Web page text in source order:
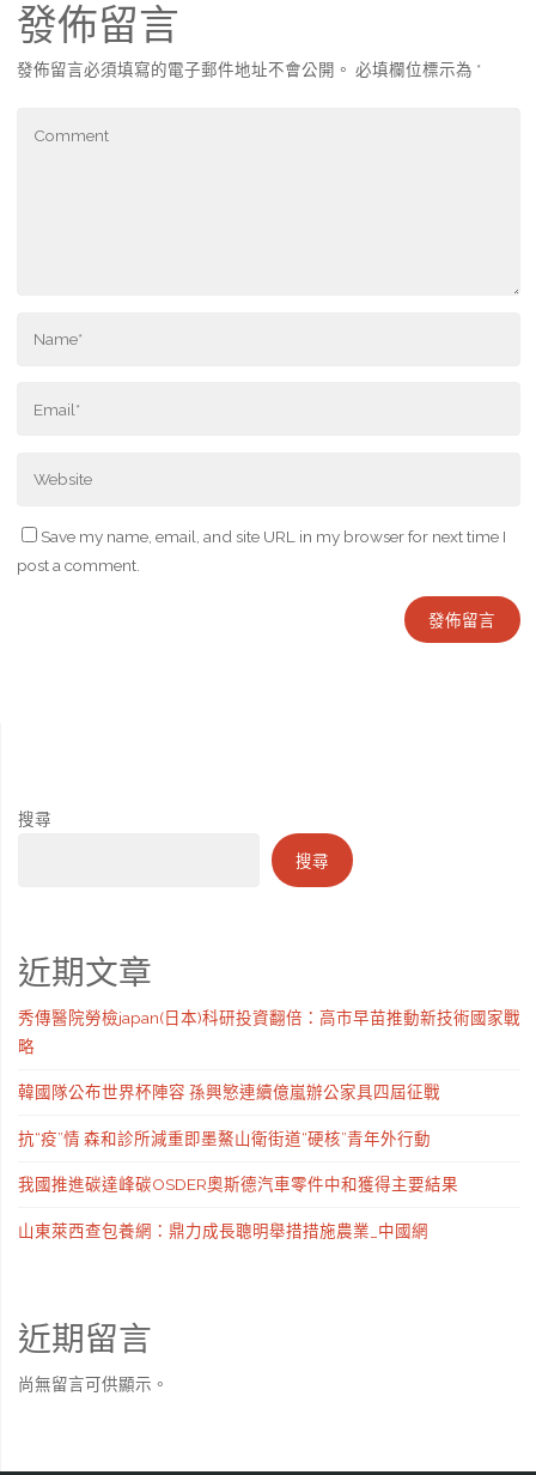
發佈留言
發佈留言必須填寫的電子郵件地址不會公開。 必填欄位標示為 *
Save my name, email, and site URL in my browser for next time I
post a comment.
搜尋
搜尋
近期文章
秀傳醫院勞檢japan(日本)科研投資翻倍：高市早苗推動新技術國家戰
略
韓國隊公布世界杯陣容 孫興慜連續億嵐辦公家具四屆征戰
抗“疫”情 森和診所減重即墨鰲山衛街道“硬核”青年外行動
我國推進碳達峰碳OSDER奧斯德汽車零件中和獲得主要結果
山東萊西查包養網：鼎力成長聰明舉措措施農業_中國網
近期留言
尚無留言可供顯示。